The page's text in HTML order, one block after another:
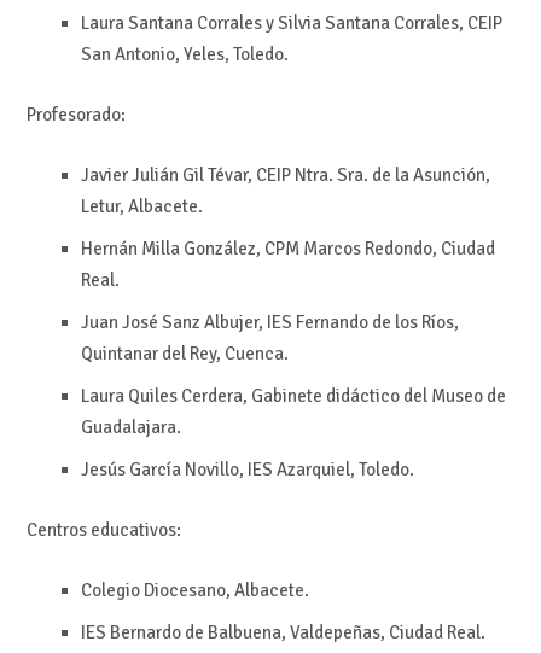
Laura Santana Corrales y Silvia Santana Corrales, CEIP
San Antonio, Yeles, Toledo.
Profesorado:
Javier Julián Gil Tévar, CEIP Ntra. Sra. de la Asunción,
Letur, Albacete.
Hernán Milla González, CPM Marcos Redondo, Ciudad
Real.
Juan José Sanz Albujer, IES Fernando de los Ríos,
Quintanar del Rey, Cuenca.
Laura Quiles Cerdera, Gabinete didáctico del Museo de
Guadalajara.
Jesús García Novillo, IES Azarquiel, Toledo.
Centros educativos:
Colegio Diocesano, Albacete.
IES Bernardo de Balbuena, Valdepeñas, Ciudad Real.